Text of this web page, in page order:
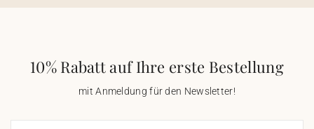
10% Rabatt auf Ihre erste Bestellung
mit Anmeldung für den Newsletter!